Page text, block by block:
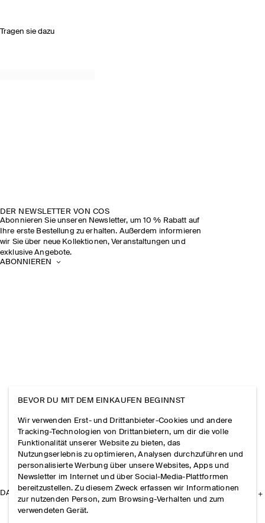
Tragen sie dazu
DER NEWSLETTER VON COS
Abonnieren Sie unseren Newsletter, um 10 % Rabatt auf
Ihre erste Bestellung zu erhalten. Außerdem informieren
wir Sie über neue Kollektionen, Veranstaltungen und
exklusive Angebote.
ABONNIEREN
DAS UNTERNEHMEN
BEVOR DU MIT DEM EINKAUFEN BEGINNST
Wir verwenden Erst- und Drittanbieter-Cookies und andere
Tracking-Technologien von Drittanbietern, um dir die volle
Funktionalität unserer Website zu bieten, das
Nutzungserlebnis zu optimieren, Analysen durchzuführen und
personalisierte Werbung über unsere Websites, Apps und
Newsletter im Internet und über Social-Media-Plattformen
bereitzustellen. Zu diesem Zweck erfassen wir Informationen
zur nutzenden Person, zum Browsing-Verhalten und zum
verwendeten Gerät.